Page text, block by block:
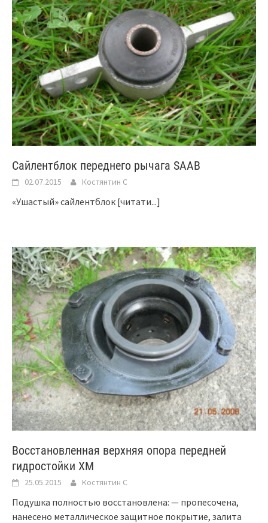
Сайлентблок переднего рычага SAAB
02.07.2015 Костянтин C
«Ушастый» сайлентблок [читати...]
Восстановленная верхняя опора передней
гидростойки XM
25.05.2015 Костянтин C
Подушка полностью восстановлена: — пропесочена,
нанесено металлическое защитное покрытие, залита